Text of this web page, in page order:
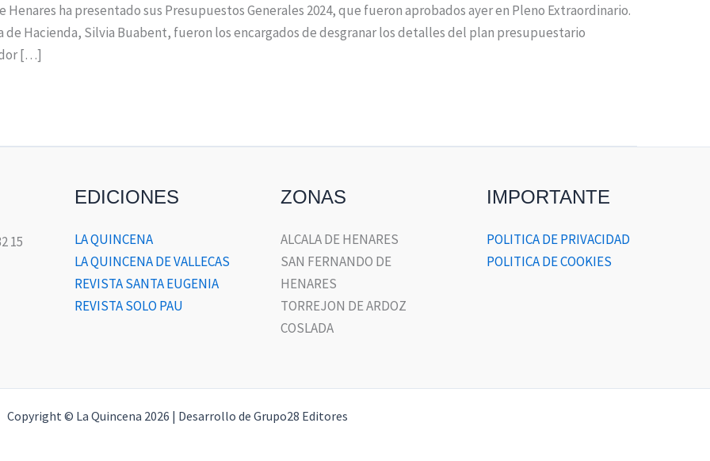
ha presentado sus Presupuestos Generales 2024, que fueron aprobados ayer en Pleno Extraordinario.
de Hacienda, Silvia Buabent, fueron los encargados de desgranar los detalles del plan presupuestario
[…]
15
EDICIONES
LA QUINCENA
LA QUINCENA DE VALLECAS
REVISTA SANTA EUGENIA
REVISTA SOLO PAU
ZONAS
ALCALA DE HENARES
SAN FERNANDO DE
HENARES
TORREJON DE ARDOZ
COSLADA
IMPORTANTE
POLITICA DE PRIVACIDAD
POLITICA DE COOKIES
Copyright © La Quincena 2026 | Desarrollo de Grupo28 Editores